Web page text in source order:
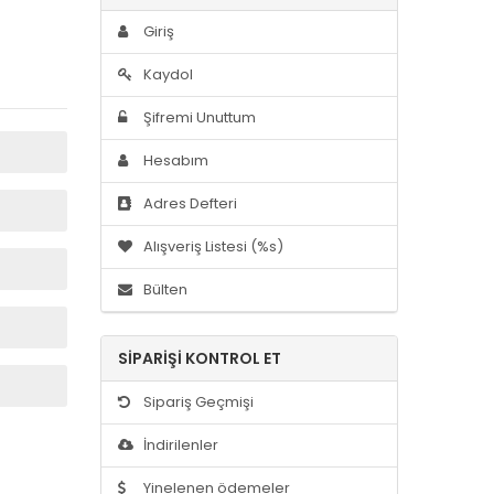
Giriş
Kaydol
Şifremi Unuttum
Hesabım
Adres Defteri
Alışveriş Listesi (%s)
Bülten
SIPARIŞI KONTROL ET
Sipariş Geçmişi
İndirilenler
Yinelenen ödemeler